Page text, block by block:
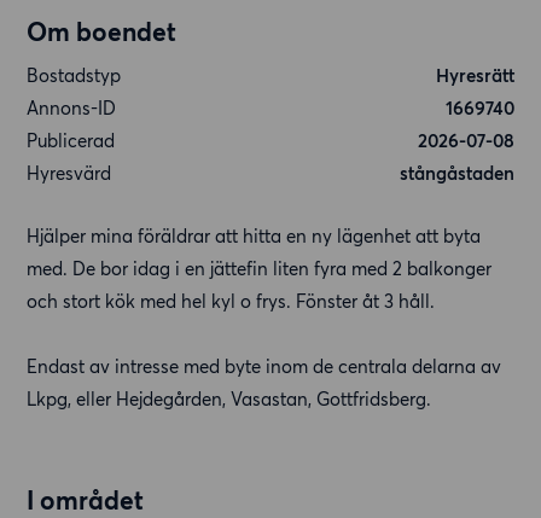
Om boendet
Bostadstyp
Hyresrätt
Annons-ID
1669740
Publicerad
2026-07-08
Hyresvärd
stångåstaden
Hjälper mina föräldrar att hitta en ny lägenhet att byta
med. De bor idag i en jättefin liten fyra med 2 balkonger
och stort kök med hel kyl o frys. Fönster åt 3 håll.
Endast av intresse med byte inom de centrala delarna av
Lkpg, eller Hejdegården, Vasastan, Gottfridsberg.
I området